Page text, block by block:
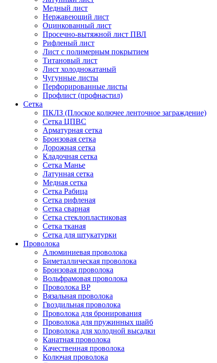
Медный лист
Нержавеющий лист
Оцинкованный лист
Просечно-вытяжной лист ПВЛ
Рифленый лист
Лист с полимерным покрытием
Титановый лист
Лист холоднокатаный
Чугунные листы
Перфорированные листы
Профлист (профнастил)
Сетка
ПКЛЗ (Плоское колючее ленточное заграждение)
Сетка ЦПВС
Арматурная сетка
Бронзовая сетка
Дорожная сетка
Кладочная сетка
Сетка Манье
Латунная сетка
Медная сетка
Сетка Рабица
Сетка рифленая
Сетка сварная
Сетка стеклопластиковая
Сетка тканая
Сетка для штукатурки
Проволока
Алюминиевая проволока
Биметаллическая проволока
Бронзовая проволока
Вольфрамовая проволока
Проволока ВР
Вязальная проволока
Гвоздильная проволока
Проволока для бронирования
Проволока для пружинных шайб
Проволока для холодной высадки
Канатная проволока
Качественная проволока
Колючая проволока